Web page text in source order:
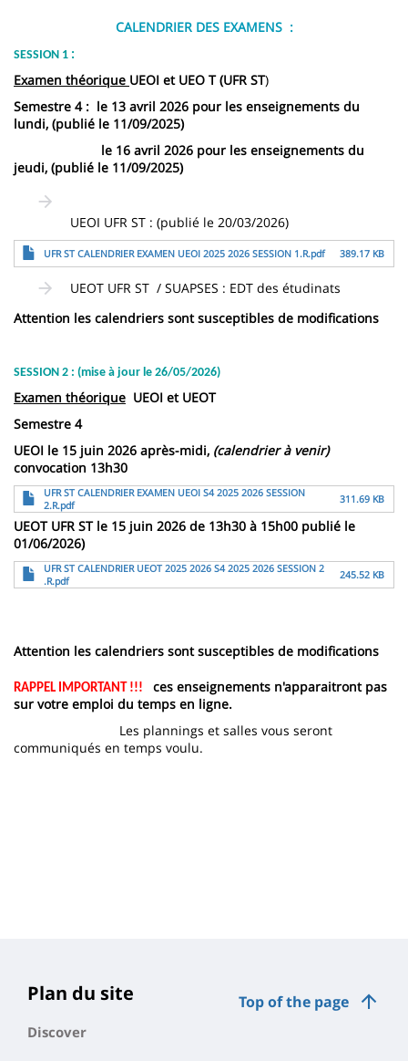
CALENDRIER DES EXAMENS :
SESSION 1 :
Examen théorique UEOI et UEO T (UFR ST)
Semestre 4 : le 13 avril 2026 pour les enseignements du
lundi, (publié le 11/09/2025)
le 16 avril 2026 pour les enseignements du
jeudi, (publié le 11/09/2025)
UEOI UFR ST : (publié le 20/03/2026)
File
UFR ST CALENDRIER EXAMEN UEOI 2025 2026 SESSION 1.R.pdf 389.17 KB
UEOT UFR ST / SUAPSES : EDT des étudinats
Attention les calendriers sont susceptibles de modifications
SESSION 2 : (mise à jour le 26/05/2026)
Examen théorique UEOI et UEOT
Semestre 4
UEOI le 15 juin 2026 après-midi, (calendrier à venir)
convocation 13h30
File
UFR ST CALENDRIER EXAMEN UEOI S4 2025 2026 SESSION
2.R.pdf
311.69 KB
UEOT UFR ST le 15 juin 2026 de 13h30 à 15h00 publié le
01/06/2026)
File
UFR ST CALENDRIER UEOT 2025 2026 S4 2025 2026 SESSION 2
.R.pdf
245.52 KB
Attention les calendriers sont susceptibles de modifications
RAPPEL IMPORTANT !!!
ces enseignements n'apparaitront pas
sur votre emploi du temps en ligne.
Les plannings et salles vous seront
communiqués en temps voulu.
Top of the page
Plan du site
Discover